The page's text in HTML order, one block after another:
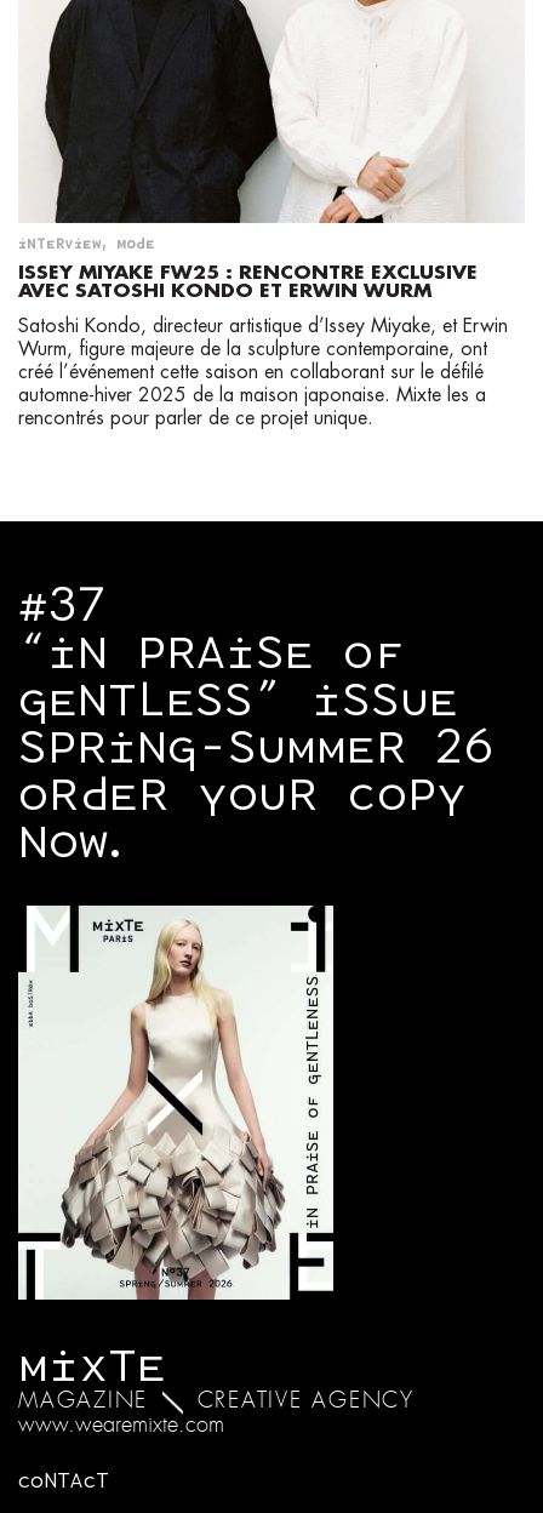
INTERVIEW, MODE
ISSEY MIYAKE FW25 : RENCONTRE EXCLUSIVE
AVEC SATOSHI KONDO ET ERWIN WURM
Satoshi Kondo, directeur artistique d’Issey Miyake, et Erwin
Wurm, figure majeure de la sculpture contemporaine, ont
créé l’événement cette saison en collaborant sur le défilé
automne-hiver 2025 de la maison japonaise. Mixte les a
rencontrés pour parler de ce projet unique.
MIXTE
MAGAZINE
CREATIVE AGENCY
www.wearemixte.com
CONTACT
#37
“IN PRAISE OF
GENTLESS” ISSUE
SPRING-SUMMER 26
ORDER YOUR COPY
NOW.